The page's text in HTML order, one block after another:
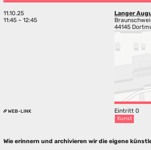
11.10.25
11:45 – 12:45
Langer
44145
WEB-LINK Eintritt 0
Kunst
Wie erinnern und archivieren wir die eigene